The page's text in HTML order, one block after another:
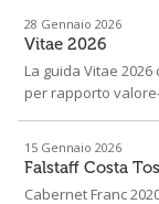
28 Gennaio 2026
Vitae 2026
La guida Vitae
per rapporto
15 Gennaio 2026
Falstaff Costa
Cabernet Franc